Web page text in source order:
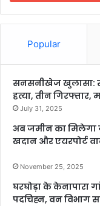
Popular
सनसनीखेज खुलासा:
हत्या, तीन गिरफ्तार,
July 31, 2025
अब जमीन का मिलेगा
खदान और एयरपोर्ट
November 25, 2025
घरघोड़ा के केनापारा
पदचिह्न, वन विभाग